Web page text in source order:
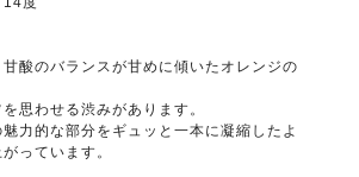
酸のバランスが甘めに傾いたオレンジの
思わせる渋みがあります。
力的な部分をギュッと一本に凝縮したよ
っています。